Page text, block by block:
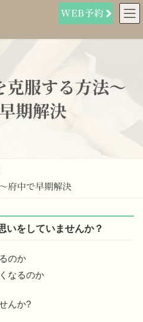
克服する方法～
期解決
府中で早期解決
いをしていませんか？
のか
なるのか
んか?